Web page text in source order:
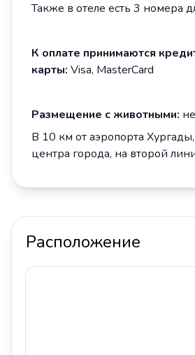
Также в отеле есть 3 номера
К оплате принимаются
карты: Visa, MasterCard
Размещение с животными:
В 10 км от аэропорта
центра города, на второй
Расположение